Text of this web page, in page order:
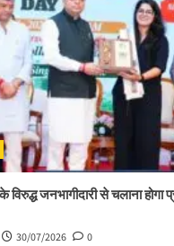
जनभागीदारी से चलाना होगा
30/07/2026 0